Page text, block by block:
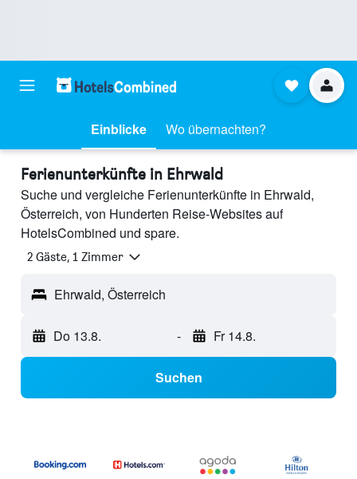
Einblicke Wo übernachten?
Ferienunterkünfte in Ehrwald
Suche und vergleiche Ferienunterkünfte in Ehrwald,
Österreich, von Hunderten Reise-Websites auf
HotelsCombined und spare.
2 Gäste, 1 Zimmer
Ehrwald, Österreich
Do 13.8. - Fr 14.8.
Suchen